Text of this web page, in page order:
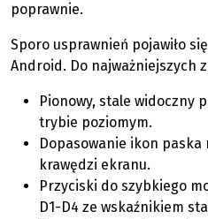
poprawnie.
Sporo usprawnień pojawiło
Android. Do najważniejszych
Pionowy, stale widoczny
trybie poziomym.
Dopasowanie ikon
krawędzi ekranu.
Przyciski do szybkiego
D1-D4 ze wskaźnikiem